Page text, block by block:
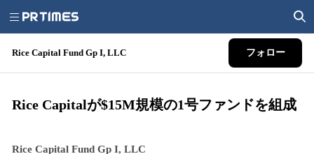
Rice Capital Fund Gp I, LLC フォロー
Rice Capitalが$15M規模の1号ファンドを組成
Rice Capital Fund Gp I, LLC